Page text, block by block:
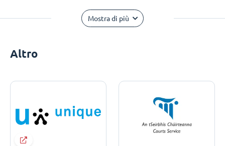
Mostra di più
Altro